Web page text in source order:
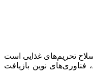
تحریم‌های غذایی است
فناوری‌های نوین بازیافت